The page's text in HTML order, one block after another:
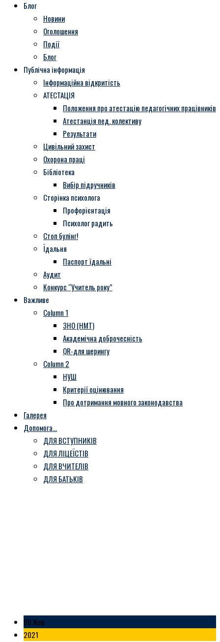
Блог
Новини
Оголошення
Події
Блог
Публічна інформація
Інформаційна відкритість
АТЕСТАЦІЯ
Положення про атестацію педагогічних працівників
Атестанція пед. колективу
Результати
Цивільний захист
Охорона праці
Бібліотека
Вибір підручників
Сторінка психолога
Профорієнтація
Психолог радить
Стоп булінг!
Їдальня
Паспорт їдальні
Аудит
Конкурс “Учитель року”
Важливе
Column 1
ЗНО (НМТ)
Академічна доброчесність
QR-для шерингу
Column 2
НУШ
Критерії оцінювання
Про дотримання мовного законодавства
Галерея
Допомога…
ДЛЯ ВСТУПНИКІВ
ДЛЯ ЛІЦЕЇСТІВ
ДЛЯ ВЧИТЕЛІВ
ДЛЯ БАТЬКІВ
06 Жов
2021